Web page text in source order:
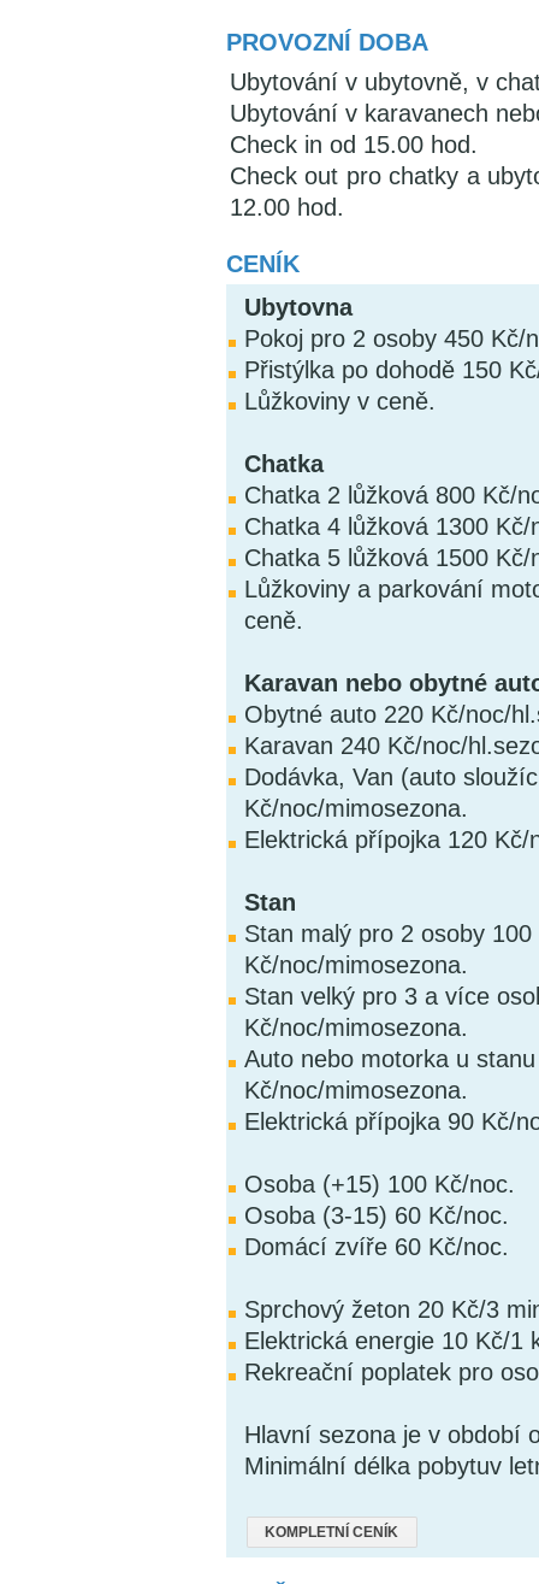
PROVOZNÍ DOBA
Ubytování v ubytovně, v
Ubytování v karavanech
Check in od 15.00 hod.
Check out pro chatky a
12.00 hod.
CENÍK
Ubytovna
Pokoj pro 2 osoby 450 Kč/
Přistýlka po dohodě 150
Lůžkoviny v ceně.
Chatka
Chatka 2 lůžková 800 Kč/
Chatka 4 lůžková 1300
Chatka 5 lůžková 1500
Lůžkoviny a parkování
ceně.
Karavan nebo obytné
Obytné auto 220 Kč/noc/
Karavan 240 Kč/noc/
Dodávka, Van (auto
Kč/noc/mimosezona.
Elektrická přípojka 120 Kč/
Stan
Stan malý pro 2 osoby
Kč/noc/mimosezona.
Stan velký pro 3 a více
Kč/noc/mimosezona.
Auto nebo motorka u
Kč/noc/mimosezona.
Elektrická přípojka 90 Kč/
Osoba (+15) 100 Kč/noc.
Osoba (3-15) 60 Kč/noc.
Domácí zvíře 60 Kč/noc.
Sprchový žeton 20 Kč/3
Elektrická energie 10 Kč/1
Rekreační poplatek pro
Hlavní sezona je v období
Minimální délka pobytuv
KOMPLETNÍ CENÍK